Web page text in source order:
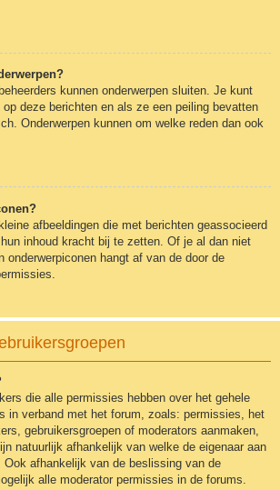
kunnen onderwerpen sluiten. Je kunt
op deze berichten en als ze een peiling bevatten
Onderwerpen kunnen om welke reden dan ook
afbeeldingen die met berichten geassocieerd
inhoud kracht bij te zetten. Of je al dan niet
onderwerpiconen hangt af van de door de
die alle permissies hebben over het gehele
in verband met het forum, zoals: permissies, het
gebruikersgroepen of moderators aanmaken,
natuurlijk afhankelijk van welke de eigenaar aan
Ook afhankelijk van de beslissing van de
alle moderator permissies in de forums.